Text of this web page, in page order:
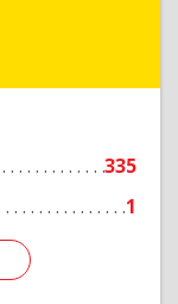
335
1